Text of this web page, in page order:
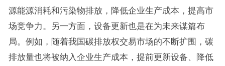
源能源消耗和污染物排放，降低企业生产成本，提高市
场竞争力。另一方面，设备更新也是在为未来谋篇布
局。例如，随着我国碳排放权交易市场的不断扩围，碳
排放量也将被纳入企业生产成本，提前更新设备、降低